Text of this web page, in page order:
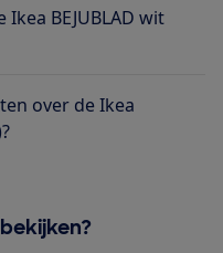
BEJUBLAD wit
over de Ikea